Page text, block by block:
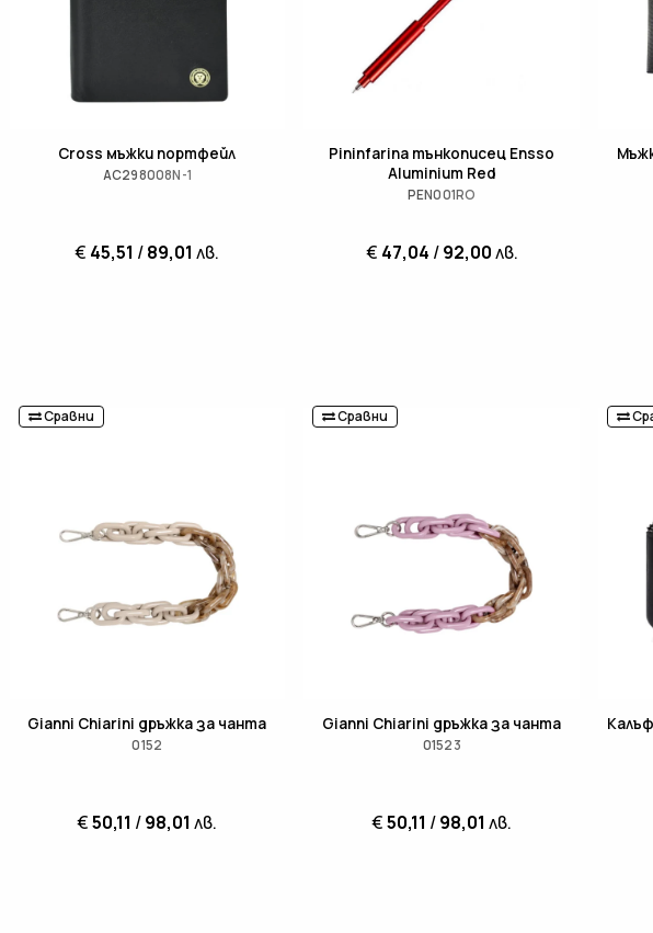
Cross мъжки портфейл
AC298008N-1
€ 45,51 /89,01 лв.
Pininfarina тънкописец Ensso
Aluminium Red
PEN001RO
€ 47,04 /92,00лв.
Сравни
Gianni Chiarini дръжка за чанта
0152
€50,11 /98,01 лв.
Сравни
Gianni Chiarini дръжка за чанта
01523
€50,11 /98,01 лв.